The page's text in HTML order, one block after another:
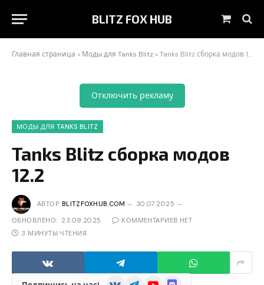
BLITZ FOX HUB Корзина
Главная страница » Моды для Tanks Blitz »Tanks Blitz сборка модов 12.2
Отключить рекламу
МОДЫ ДЛЯ TANKS BLITZ
Tanks Blitz сборка модов
12.2
АВТОР BLITZFOXHUB.COM 30.07.2025
ОБНОВЛЕНО: 23.09.2025
КОММЕНТАРИЕВ НЕТ
3 МИНУТЫ ЧТЕНИЯ
VKontakteTelegramYouTubeDiscord